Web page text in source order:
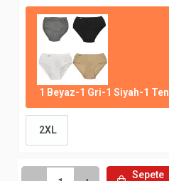
1 Beyaz-1 Gri-1 Siyah-1 Ten
2XL
Sepete